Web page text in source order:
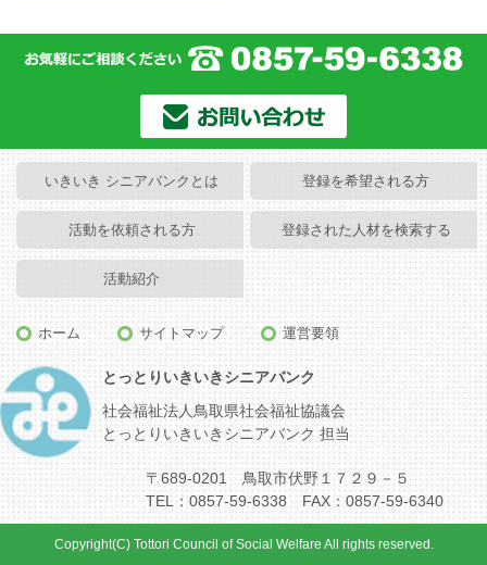
いきいき シニアバンクとは 登録を希望される方
活動を依頼される方 登録された人材を検索する
活動紹介
ホーム サイトマップ 運営要領
とっとりいきいきシニアバンク
社会福祉法人鳥取県社会福祉協議会
とっとりいきいきシニアバンク 担当
〒689-0201 鳥取市伏野１７２９－５
TEL：0857-59-6338 FAX：0857-59-6340
Copyright(C) Tottori Council of Social Welfare All rights reserved.